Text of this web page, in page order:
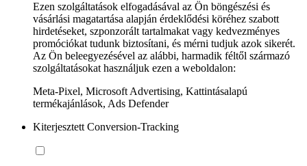
Ezen szolgáltatások elfogadásával az Ön böngészési és
vásárlási magatartása alapján érdeklődési köréhez szabott
hirdetéseket, szponzorált tartalmakat vagy kedvezményes
promóciókat tudunk biztosítani, és mérni tudjuk azok sikerét.
Az Ön beleegyezésével az alábbi, harmadik féltől származó
szolgáltatásokat használjuk ezen a weboldalon:
Meta-Pixel, Microsoft Advertising, Kattintásalapú
termékajánlások, Ads Defender
Kiterjesztett Conversion-Tracking